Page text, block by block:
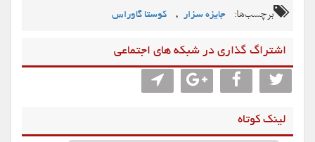
برچسب‌ها: جایزه سزار , کوستا گاوراس
اشتراگ گذاری در شبکه های اجتماعی
لینک کوتاه